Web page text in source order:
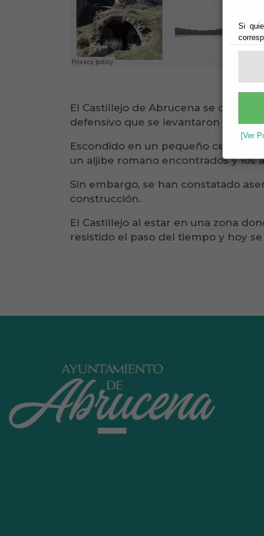
Si
[Ver
El Castillejo de Abrucena se
defensivo que se levantaron en el
Escondido en un pequeño cerro se
un aljibe romano encontrados y los
Sin embargo, se han constatado
construcción.
El Castillejo al estar en una zona
resistido el paso del tiempo y hoy